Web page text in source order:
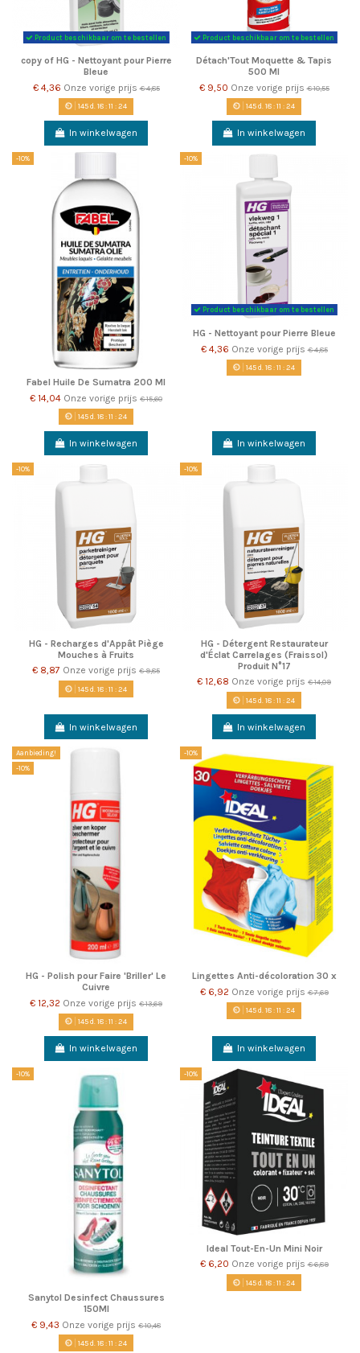
Product beschikbaar om te bestellen
copy of HG - Nettoyant pour Pierre
Bleue
€ 4,36 Onze vorige prijs€ 4,85
145d.18:11 :22
In winkelwagen
Product beschikbaar om te bestellen
Détach'Tout Moquette & Tapis
500 Ml
€ 9,50 Onze vorige prijs€ 10,55
145d.18:11 :22
In winkelwagen
-10%
Fabel Huile De Sumatra 200 Ml
€ 14,04 Onze vorige prijs € 15,60
145d. 18:11 :22
In winkelwagen
-10%
Product beschikbaar om te bestellen
HG - Nettoyant pour Pierre Bleue
€ 4,36 Onze vorige prijs€ 4,85
145d. 18:11 :22
In winkelwagen
-10%
HG - Recharges d'Appât Piège
Mouches à Fruits
€ 8,87 Onze vorige prijs € 9,85
145d. 18:11 :22
In winkelwagen
-10%
HG - Détergent Restaurateur
d'Éclat Carrelages (Fraissol)
Produit N°17
€ 12,68 Onze vorige prijs € 14,09
145d. 18:11 :22
In winkelwagen
Aanbieding!
-10%
HG - Polish pour Faire 'Briller' Le
Cuivre
€ 12,32 Onze vorige prijs € 13,69
145d. 18:11 :22
In winkelwagen
-10%
Lingettes Anti-décoloration 30 x
€ 6,92 Onze vorige prijs€ 7,69
145d. 18:11 :22
In winkelwagen
-10%
Sanytol Desinfect Chaussures
150Ml
€ 9,43 Onze vorige prijs € 10,48
145d. 18:11 :22
-10%
Ideal Tout-En-Un Mini Noir
€ 6,20 Onze vorige prijs€ 6,89
145d. 18:11 :22